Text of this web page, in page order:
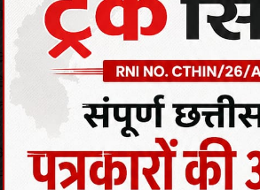
को निर्देशित किया है कि अशोक वाटिका
सुधार कार्य कर चालू कराएं, जिम
साफ-सफाई व व्यवस्थित संचालन
जाने वाले विभिन्न कार्यो में आवश्यक तेजी
पूर्णता सुनिश्चित कराएं जाने के निर्देश भी
से स्टेडियम रोड पर स्थित अशोक
वाटिका उन्नयन व विकास कार्य के तहत
कार्यो का निरीक्षण करते हुए कार्यो में